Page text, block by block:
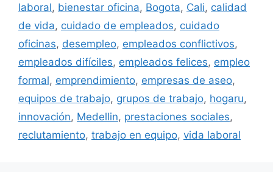
laboral, bienestar oficina, Bogota, Cali, calidad
de vida, cuidado de empleados, cuidado
oficinas, desempleo, empleados conflictivos,
empleados difíciles, empleados felices, empleo
formal, emprendimiento, empresas de aseo,
equipos de trabajo, grupos de trabajo, hogaru,
innovación, Medellin, prestaciones sociales,
reclutamiento, trabajo en equipo, vida laboral